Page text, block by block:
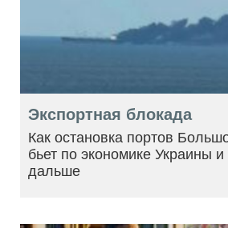
Экспортная блокада
Как остановка портов
бьет по экономике Украины и
дальше